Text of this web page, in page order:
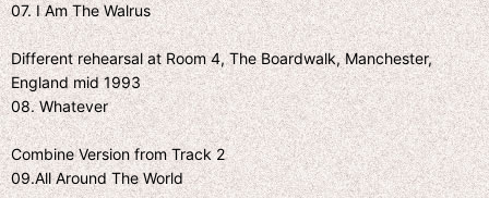
07. I Am The Walrus
Different rehearsal at Room 4, The Boardwalk, Manchester,
England mid 1993
08. Whatever
Combine Version from Track 2
09.All Around The World